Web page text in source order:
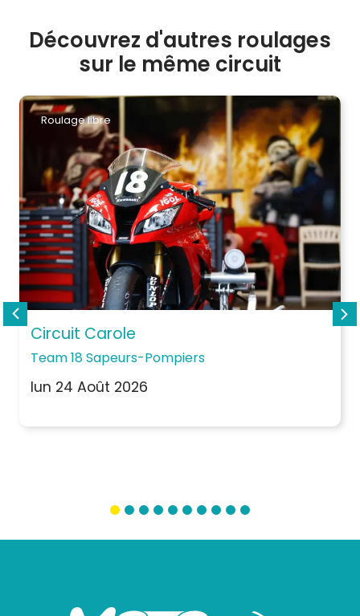
Découvrez d'autres roulages
sur le même circuit
Roulage libre
Circuit Carole
Team 18 Sapeurs-Pompiers
lun 24 Août 2026